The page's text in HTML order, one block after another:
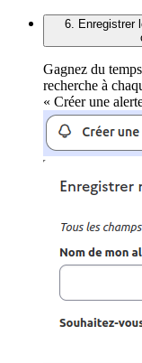
6. Enregistrer
Gagnez du
recherche à
« Créer une